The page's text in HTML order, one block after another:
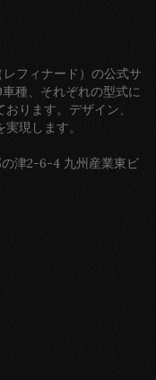
フィナード）の公式サ
種、それぞれの型式に
ります。デザイン、
現します。
津2-6-4 九州産業東ビ